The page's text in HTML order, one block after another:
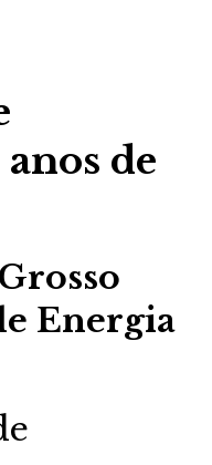
de
Energia